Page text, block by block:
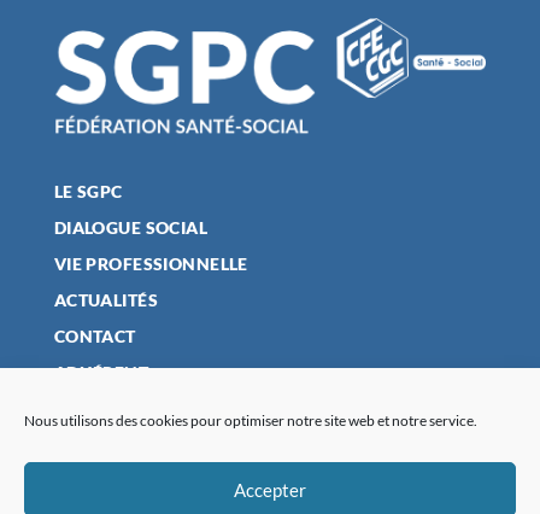
Nous utilisons des cookies pour optimiser notre site web et notre service.
Accepter
LE SGPC
DIALOGUE SOCIAL
VIE PROFESSIONNELLE
ACTUALITÉS
CONTACT
ADHÉRENT
POLITIQUE DE CONFIDENTIALITÉ